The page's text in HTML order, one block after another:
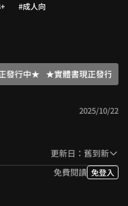
#成人向
行中★ ★實體書現正發行中★
2025/10/22
更新日：舊到新
免費閱讀 免登入